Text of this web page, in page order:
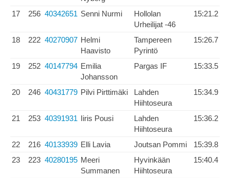
17 256 40342651 Senni Nurmi
Hollolan
Urheilijat -46
15:21.2
18 222 40270907 Helmi
Haavisto
Tampereen
Pyrintö
15:26.7
19 252 40147794 Emilia
Johansson
Pargas IF 15:33.5
20 246 40431779 Pilvi Pirttimäki
Lahden
Hiihtoseura
15:34.9
21 253 40391931 Iiris Pousi
Lahden
Hiihtoseura
15:36.2
22 216 40133939 Elli Lavia Joutsan Pommi
15:39.8
23
223 40280195 Meeri
Summanen
Hyvinkään
Hiihtoseura
15:40.4